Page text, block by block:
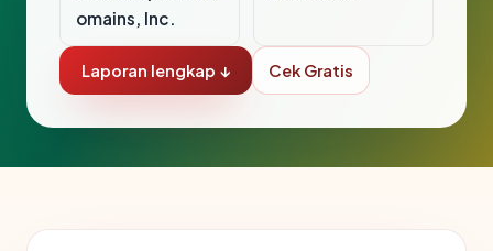
omains, Inc.
Laporan lengkap ↓ Cek Gratis